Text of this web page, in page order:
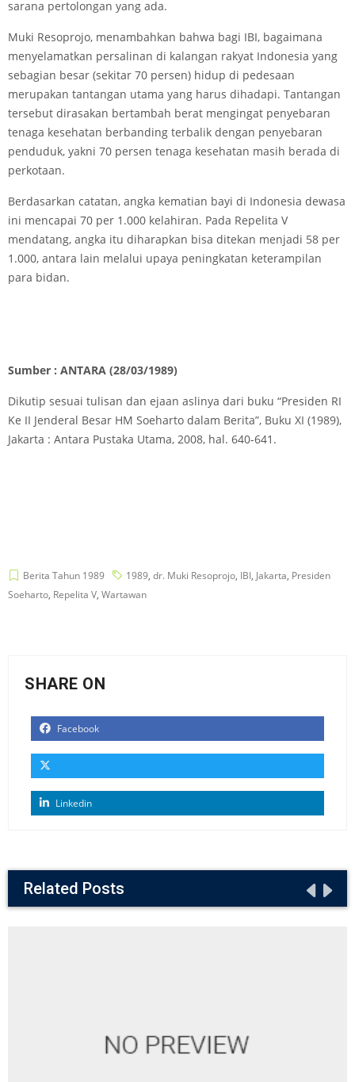
sarana pertolongan yang ada.
Muki Resoprojo, menambahkan bahwa bagi IBI, bagaimana
menyelamatkan persalinan di kalangan rakyat Indonesia yang
sebagian besar (sekitar 70 persen) hidup di pedesaan
merupakan tantangan utama yang harus dihadapi. Tantangan
tersebut dirasakan bertambah berat mengingat penyebaran
tenaga kesehatan berbanding terbalik dengan penyebaran
penduduk, yakni 70 persen tenaga kesehatan masih berada di
perkotaan.
Berdasarkan catatan, angka kematian bayi di Indonesia dewasa
ini mencapai 70 per 1.000 kelahiran. Pada Repelita V
mendatang, angka itu diharapkan bisa ditekan menjadi 58 per
1.000, antara lain melalui upaya peningkatan keterampilan
para bidan.
Sumber : ANTARA (28/03/1989)
Dikutip sesuai tulisan dan ejaan aslinya dari buku “Presiden RI
Ke II Jenderal Besar HM Soeharto dalam Berita”, Buku XI (1989),
Jakarta : Antara Pustaka Utama, 2008, hal. 640-641.
Berita Tahun 1989 1989, dr. Muki Resoprojo, IBI, Jakarta, Presiden
Soeharto, Repelita V, Wartawan
SHARE ON
Facebook
Linkedin
Related Posts